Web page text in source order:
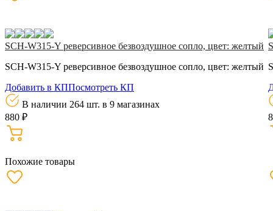
SCH-W315-Y реверсивное безвоздушное сопло, цвет: желтый
SCH-W315-Y реверсивное безвоздушное сопло, цвет: желтый
Добавить в КППосмотреть КП
В наличии 264 шт. в 9 магазинах
880 ₽
Похожие товары